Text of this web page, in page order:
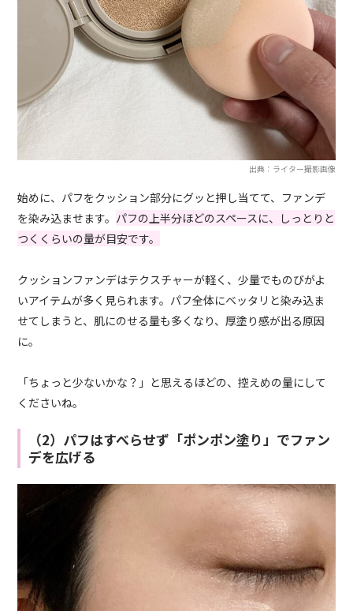
出典：ライター撮影画像
始めに、パフをクッション部分にグッと押し当てて、ファンデ
を染み込ませます。 パフの上半分ほどのスペースに、しっとりと
つくくらいの量が目安です。
クッションファンデはテクスチャーが軽く、少量でものびがよ
いアイテムが多く見られます。パフ全体にベッタリと染み込ま
せてしまうと、肌にのせる量も多くなり、厚塗り感が出る原因
に。
「ちょっと少ないかな？」と思えるほどの、控えめの量にして
くださいね。
（2）パフはすべらせず「ポンポン塗り」でファン
デを広げる